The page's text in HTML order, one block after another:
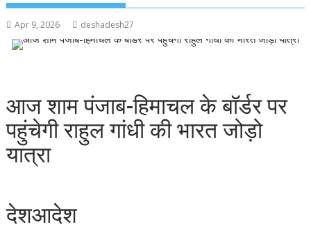
Apr 9, 2026 deshadesh27
आज शाम पंजाब-हिमाचल के बॉर्डर पर
पहुंचेगी राहुल गांधी की भारत जोड़ो
यात्रा
देशआदेश